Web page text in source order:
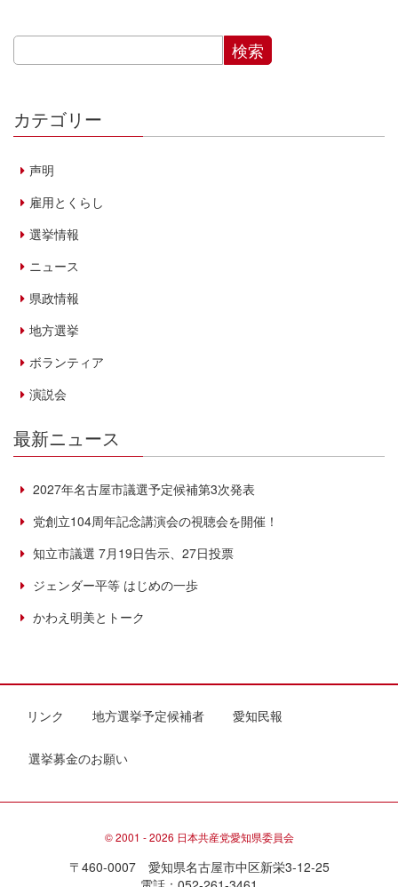
カテゴリー
声明
雇用とくらし
選挙情報
ニュース
県政情報
地方選挙
ボランティア
演説会
最新ニュース
2027年名古屋市議選予定候補第3次発表
党創立104周年記念講演会の視聴会を開催！
知立市議選 7月19日告示、27日投票
ジェンダー平等 はじめの一歩
かわえ明美とトーク
リンク 地方選挙予定候補者 愛知民報
選挙募金のお願い
© 2001 - 2026 日本共産党愛知県委員会
〒460-0007 愛知県名古屋市中区新栄3-12-25